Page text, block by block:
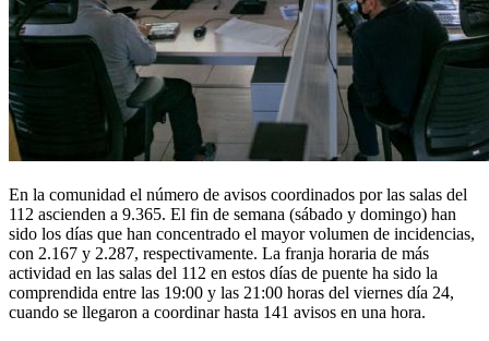
En la comunidad el número de avisos coordinados por las salas del
112 ascienden a 9.365. El fin de semana (sábado y domingo) han
sido los días que han concentrado el mayor volumen de incidencias,
con 2.167 y 2.287, respectivamente. La franja horaria de más
actividad en las salas del 112 en estos días de puente ha sido la
comprendida entre las 19:00 y las 21:00 horas del viernes día 24,
cuando se llegaron a coordinar hasta 141 avisos en una hora.